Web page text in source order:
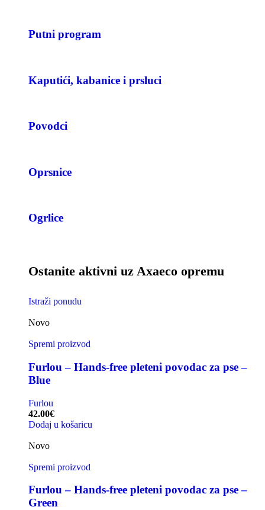
Putni program
Kaputići, kabanice i prsluci
Povodci
Oprsnice
Ogrlice
Ostanite aktivni uz Axaeco opremu
Istraži ponudu
Novo
Spremi proizvod
Furlou – Hands-free pleteni povodac za pse –
Blue
Furlou
42.00€
Dodaj u košaricu
Novo
Spremi proizvod
Furlou – Hands-free pleteni povodac za pse –
Green